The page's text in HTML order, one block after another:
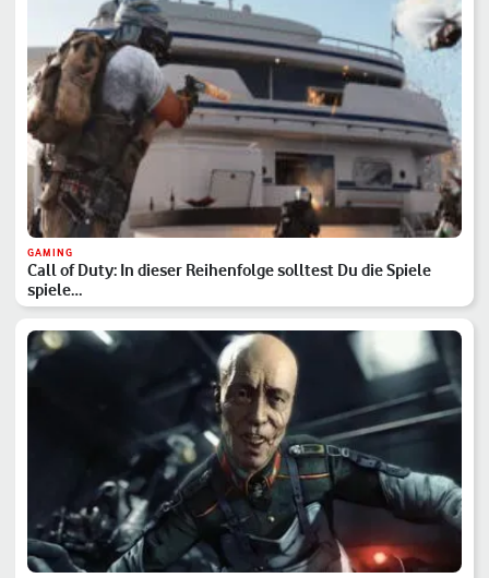
GAMING
Call of Duty: In dieser Reihenfolge solltest Du die Spiele
spiele…